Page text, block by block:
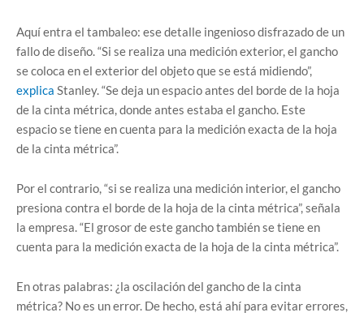
Aquí entra el tambaleo: ese detalle ingenioso disfrazado de un
fallo de diseño. “Si se realiza una medición exterior, el gancho
se coloca en el exterior del objeto que se está midiendo”,
explica Stanley. “Se deja un espacio antes del borde de la hoja
de la cinta métrica, donde antes estaba el gancho. Este
espacio se tiene en cuenta para la medición exacta de la hoja
de la cinta métrica”.
Por el contrario, “si se realiza una medición interior, el gancho
presiona contra el borde de la hoja de la cinta métrica”, señala
la empresa. “El grosor de este gancho también se tiene en
cuenta para la medición exacta de la hoja de la cinta métrica”.
En otras palabras: ¿la oscilación del gancho de la cinta
métrica? No es un error. De hecho, está ahí para evitar errores,